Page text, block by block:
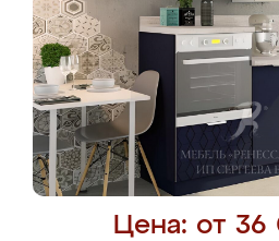
Цена: от